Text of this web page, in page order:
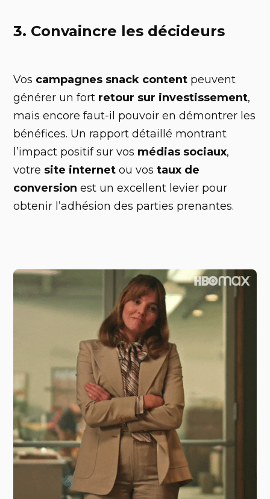
3. Convaincre les décideurs
Vos campagnes snack content peuvent
générer un fort retour sur investissement,
mais encore faut-il pouvoir en démontrer les
bénéfices. Un rapport détaillé montrant
l’impact positif sur vos médias sociaux,
votre site internet ou vostaux de
conversion est un excellent levier pour
obtenir l’adhésion des parties prenantes.